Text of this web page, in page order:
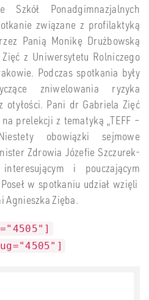
Ponadgimnazjalnych
związane z profilaktyką
Panią Monikę Drużbowską
z Uniwersytetu Rolniczego
Podczas spotkania były
zniwelowania ryzyka
otyłości. Pani dr Gabriela Zięć
prelekcji z tematyką „TEFF –
obowiązki sejmowe
Zdrowia Józefie Szczurek-
i pouczającym
w spotkaniu udział wzięli
Agnieszka Zięba.